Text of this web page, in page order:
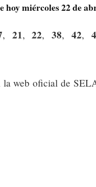
hoy miércoles 22 de
, 21,22,38,42,
la web oficial de